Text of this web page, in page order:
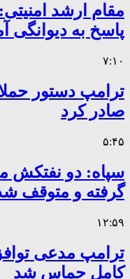
مقام ارشد
پاسخ به دیوانگی
۷:۱۰
ترامپ دستور
صادر کرد
۵:۴۵
سپاه: دو نفتکش
گرفته و متوقف
۱۲:۵۹
ترامپ مدعی
کامل حماس شد